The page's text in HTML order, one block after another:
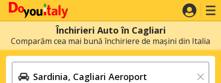
Închirieri Auto în Cagliari
Comparăm cea mai bună închiriere de mașini din Italia